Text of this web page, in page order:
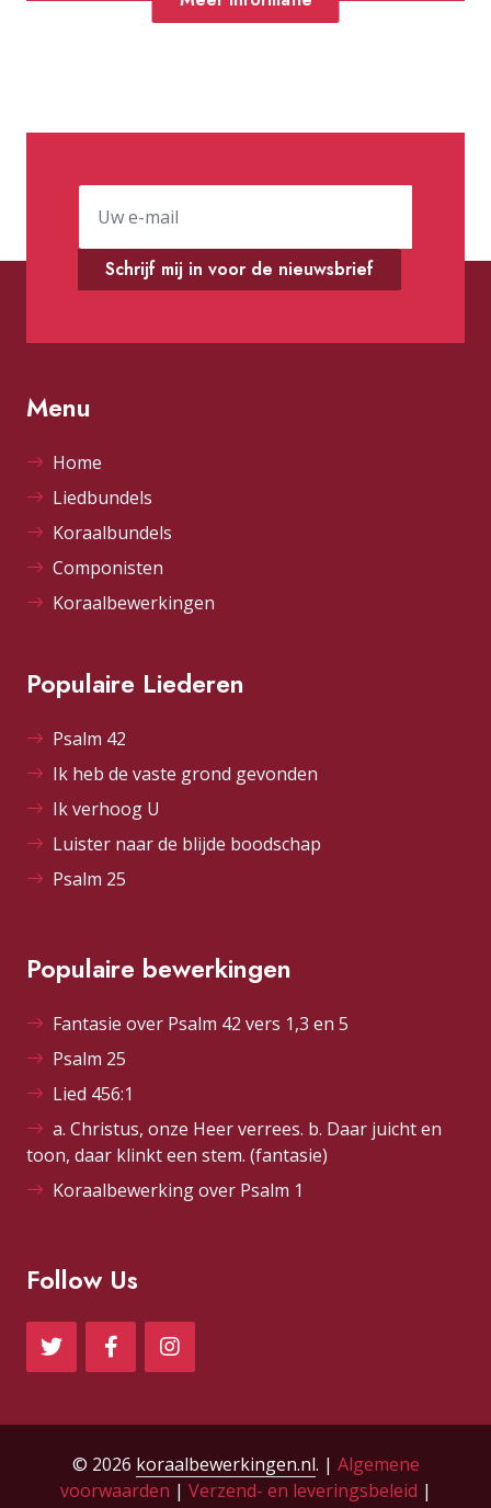
Schrijf mij in voor de nieuwsbrief
Menu
Home
Liedbundels
Koraalbundels
Componisten
Koraalbewerkingen
Populaire Liederen
Psalm 42
Ik heb de vaste grond gevonden
Ik verhoog U
Luister naar de blijde boodschap
Psalm 25
Populaire bewerkingen
Fantasie over Psalm 42 vers 1,3 en 5
Psalm 25
Lied 456:1
a. Christus, onze Heer verrees. b. Daar juicht en
toon, daar klinkt een stem. (fantasie)
Koraalbewerking over Psalm 1
Follow Us
© 2026 koraalbewerkingen.nl. | Algemene
voorwaarden | Verzend- en leveringsbeleid |